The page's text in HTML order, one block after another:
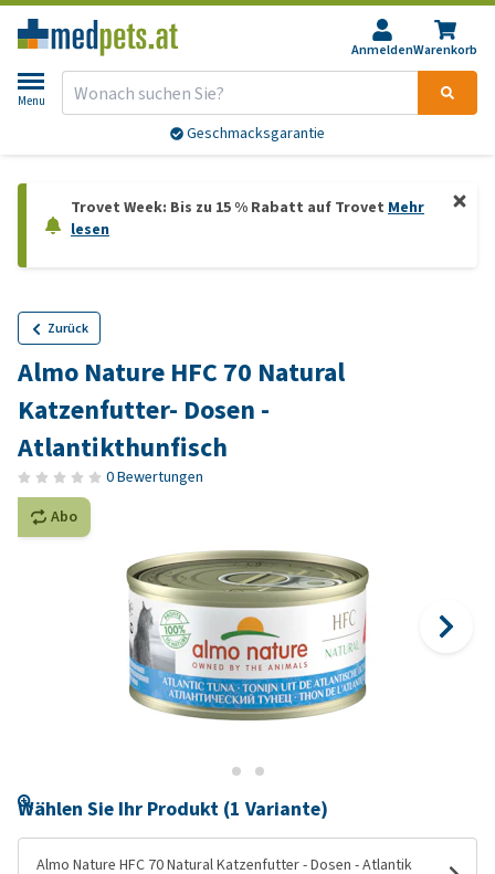
AnmeldenWarenkorb
Menu
Geschmacksgarantie
Trovet Week: Bis zu 15 % Rabatt auf Trovet Mehr
lesen
Zurück
Almo Nature HFC 70 Natural
Katzenfutter- Dosen -
Atlantikthunfisch
0 Bewertungen
Abo
Wählen Sie Ihr Produkt (1 Variante)
Almo Nature HFC 70 Natural Katzenfutter - Dosen - Atlantik